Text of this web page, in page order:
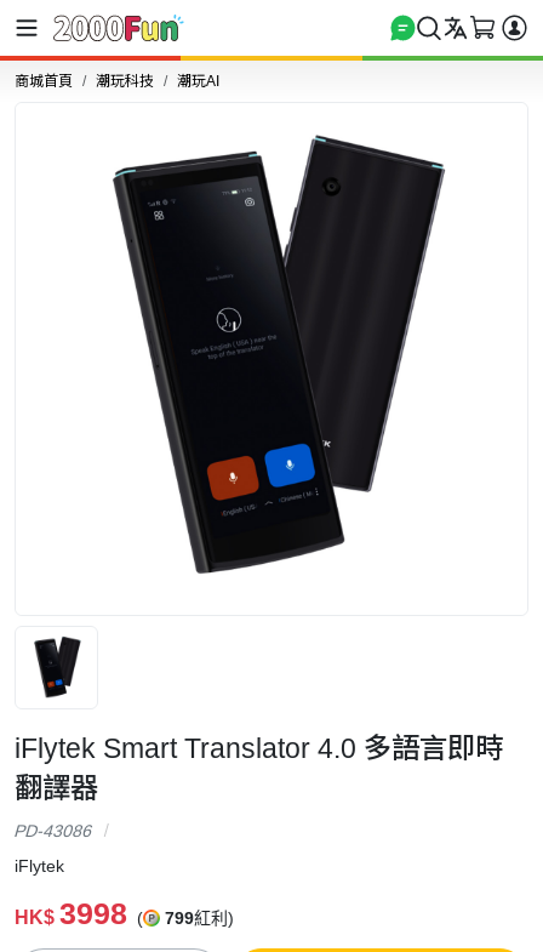
商城首頁 潮玩科技 潮玩AI
iFlytek Smart Translator 4.0 多語言即時
翻譯器
PD-43086
iFlytek
HK$ 3998 ( 799紅利)